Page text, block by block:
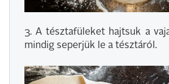
3. A tésztafüleket hajtsuk a
mindig seperjük le a tésztáról.